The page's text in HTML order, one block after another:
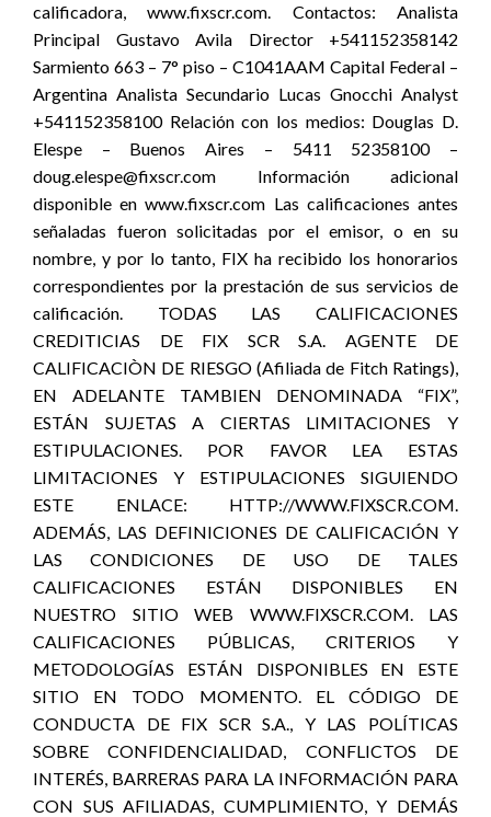
calificadora, www.fixscr.com. Contactos: Analista
Principal Gustavo Avila Director +541152358142
Sarmiento 663 – 7° piso – C1041AAM Capital Federal –
Argentina Analista Secundario Lucas Gnocchi Analyst
+541152358100 Relación con los medios: Douglas D.
Elespe – Buenos Aires – 5411 52358100 –
doug.elespe@fixscr.com Información adicional
disponible en www.fixscr.com Las calificaciones antes
señaladas fueron solicitadas por el emisor, o en su
nombre, y por lo tanto, FIX ha recibido los honorarios
correspondientes por la prestación de sus servicios de
calificación. TODAS LAS CALIFICACIONES
CREDITICIAS DE FIX SCR S.A. AGENTE DE
CALIFICACIÒN DE RIESGO (Afiliada de Fitch Ratings),
EN ADELANTE TAMBIEN DENOMINADA “FIX”,
ESTÁN SUJETAS A CIERTAS LIMITACIONES Y
ESTIPULACIONES. POR FAVOR LEA ESTAS
LIMITACIONES Y ESTIPULACIONES SIGUIENDO
ESTE ENLACE: HTTP://WWW.FIXSCR.COM.
ADEMÁS, LAS DEFINICIONES DE CALIFICACIÓN Y
LAS CONDICIONES DE USO DE TALES
CALIFICACIONES ESTÁN DISPONIBLES EN
NUESTRO SITIO WEB WWW.FIXSCR.COM. LAS
CALIFICACIONES PÚBLICAS, CRITERIOS Y
METODOLOGÍAS ESTÁN DISPONIBLES EN ESTE
SITIO EN TODO MOMENTO. EL CÓDIGO DE
CONDUCTA DE FIX SCR S.A., Y LAS POLÍTICAS
SOBRE CONFIDENCIALIDAD, CONFLICTOS DE
INTERÉS, BARRERAS PARA LA INFORMACIÓN PARA
CON SUS AFILIADAS, CUMPLIMIENTO, Y DEMÁS